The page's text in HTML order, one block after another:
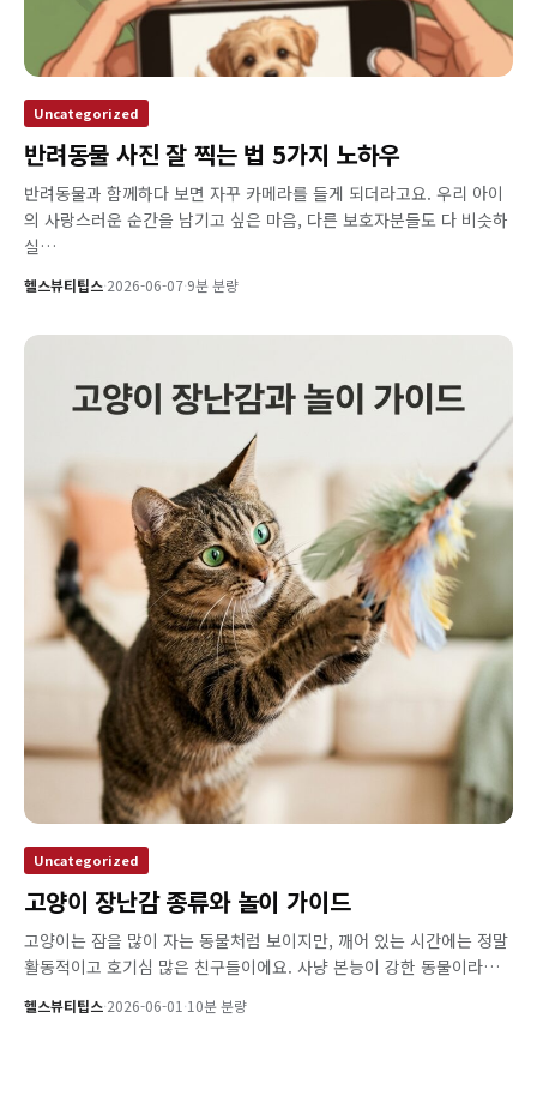
Uncategorized
반려동물 사진 잘 찍는 법 5가지 노하우
반려동물과 함께하다 보면 자꾸 카메라를 들게 되더라고요. 우리 아이
의 사랑스러운 순간을 남기고 싶은 마음, 다른 보호자분들도 다 비슷하
실…
헬스뷰티팁스·2026-06-07·9분 분량
Uncategorized
고양이 장난감 종류와 놀이 가이드
고양이는 잠을 많이 자는 동물처럼 보이지만, 깨어 있는 시간에는 정말
활동적이고 호기심 많은 친구들이에요. 사냥 본능이 강한 동물이라…
헬스뷰티팁스·2026-06-01 ·10분 분량